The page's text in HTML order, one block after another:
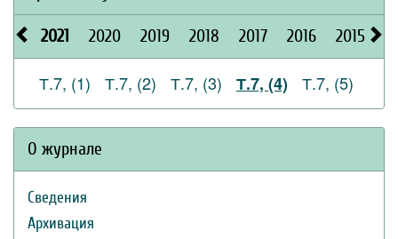
2021 2020 2019 2018 2017 2016 2015
Т.7, (1) Т.7, (2) Т.7, (3) Т.7, (4) Т.7, (5)
О журнале
Сведения
Архивация